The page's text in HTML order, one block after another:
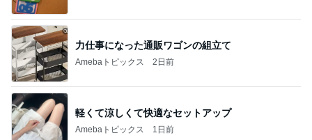
力仕事になった通販ワゴンの組立て
Amebaトピックス 2日前
軽くて涼しくて快適なセットアップ
Amebaトピックス 1日前